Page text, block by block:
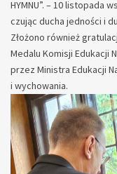
HYMNU”. – 10 listopada
czując ducha jedności i
Złożono również
Medalu Komisji Edukacji
przez Ministra Edukacji
i wychowania.